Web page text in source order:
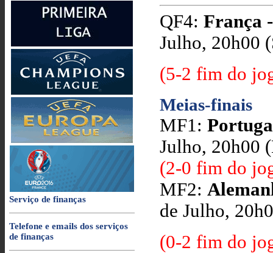
Serviço de finanças
Telefone e emails dos serviços
de finanças
QF4: França
Julho, 20h00
(5-2 fim do
Meias-finais
MF1:
Julho, 20h00
(2-0 fim do
MF2:
de Julho,
(0-2 fim do